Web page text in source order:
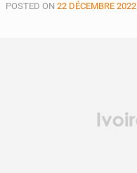
POSTED ON 22 DÉCEMBRE 2022